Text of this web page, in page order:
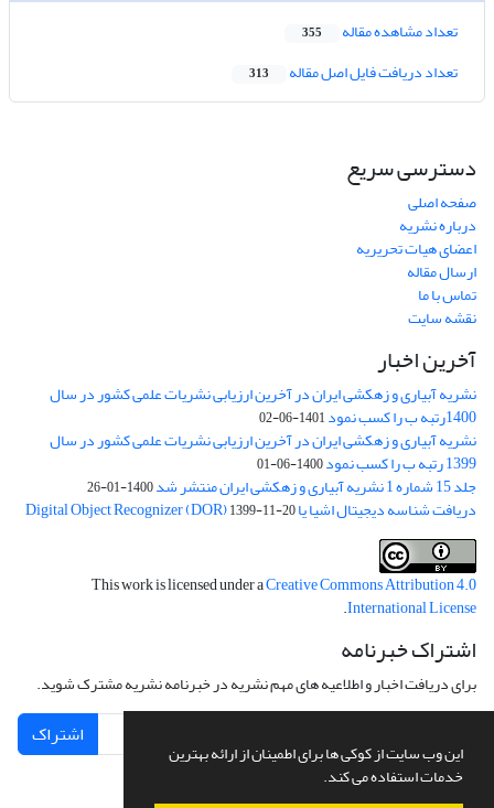
این وب سایت از کوکی ها برای اطمینان از ارائه بهترین
خدمات استفاده می کند.
تعداد مشاهده مقاله 355
تعداد دریافت فایل اصل مقاله 313
دسترسی سریع
صفحه اصلی
درباره نشریه
اعضای هیات تحریریه
ارسال مقاله
تماس با ما
نقشه سایت
آخرین اخبار
نشریه آبیاری و زهکشی ایران در آخرین ارزیابی نشریات علمی کشور در سال
1400رتبه ب را کسب نمود 1401-06-02
نشریه آبیاری و زهکشی ایران در آخرین ارزیابی نشریات علمی کشور در سال
1399 رتبه ب را کسب نمود 1400-06-01
جلد 15 شماره 1 نشریه آبیاری و زهکشی ایران منتشر شد 1400-01-26
دریافت شناسه دیجیتال اشیا یا Digital Object Recognizer (DOR)1399-11-20
This work is licensed under aCreative Commons Attribution 4.0
International License
.
اشتراک خبرنامه
برای دریافت اخبار و اطلاعیه های مهم نشریه در خبرنامه نشریه مشترک شوید.
اشتراک